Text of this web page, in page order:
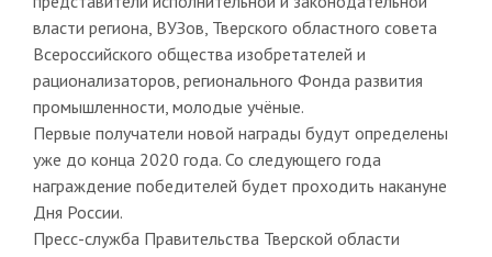
власти региона, ВУЗов, Тверского областного совета
Всероссийского общества изобретателей и
рационализаторов, регионального Фонда развития
промышленности, молодые учёные.
Первые получатели новой награды будут определены
уже до конца 2020 года. Со следующего года
награждение победителей будет проходить накануне
Дня России.
Пресс-служба Правительства Тверской области